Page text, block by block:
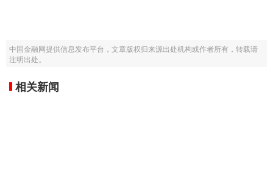
中国金融网提供信息发布平台，文章版权归来源出处机构或作者所有，转载请
注明出处。
相关新闻